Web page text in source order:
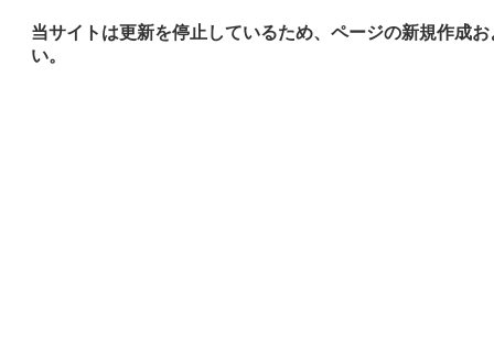
当サイトは更新を停止しているため、ページの新規作成
い。